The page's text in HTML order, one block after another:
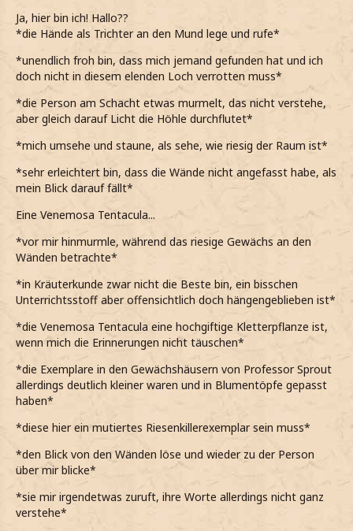
Ja, hier bin ich! Hallo??
*die Hände als Trichter an den Mund lege und rufe*
*unendlich froh bin, dass mich jemand gefunden hat und ich
doch nicht in diesem elenden Loch verrotten muss*
*die Person am Schacht etwas murmelt, das nicht verstehe,
aber gleich darauf Licht die Höhle durchflutet*
*mich umsehe und staune, als sehe, wie riesig der Raum ist*
*sehr erleichtert bin, dass die Wände nicht angefasst habe, als
mein Blick darauf fällt*
Eine Venemosa Tentacula...
*vor mir hinmurmle, während das riesige Gewächs an den
Wänden betrachte*
*in Kräuterkunde zwar nicht die Beste bin, ein bisschen
Unterrichtsstoff aber offensichtlich doch hängengeblieben ist*
*die Venemosa Tentacula eine hochgiftige Kletterpflanze ist,
wenn mich die Erinnerungen nicht täuschen*
*die Exemplare in den Gewächshäusern von Professor Sprout
allerdings deutlich kleiner waren und in Blumentöpfe gepasst
haben*
*diese hier ein mutiertes Riesenkillerexemplar sein muss*
*den Blick von den Wänden löse und wieder zu der Person
über mir blicke*
*sie mir irgendetwas zuruft, ihre Worte allerdings nicht ganz
verstehe*